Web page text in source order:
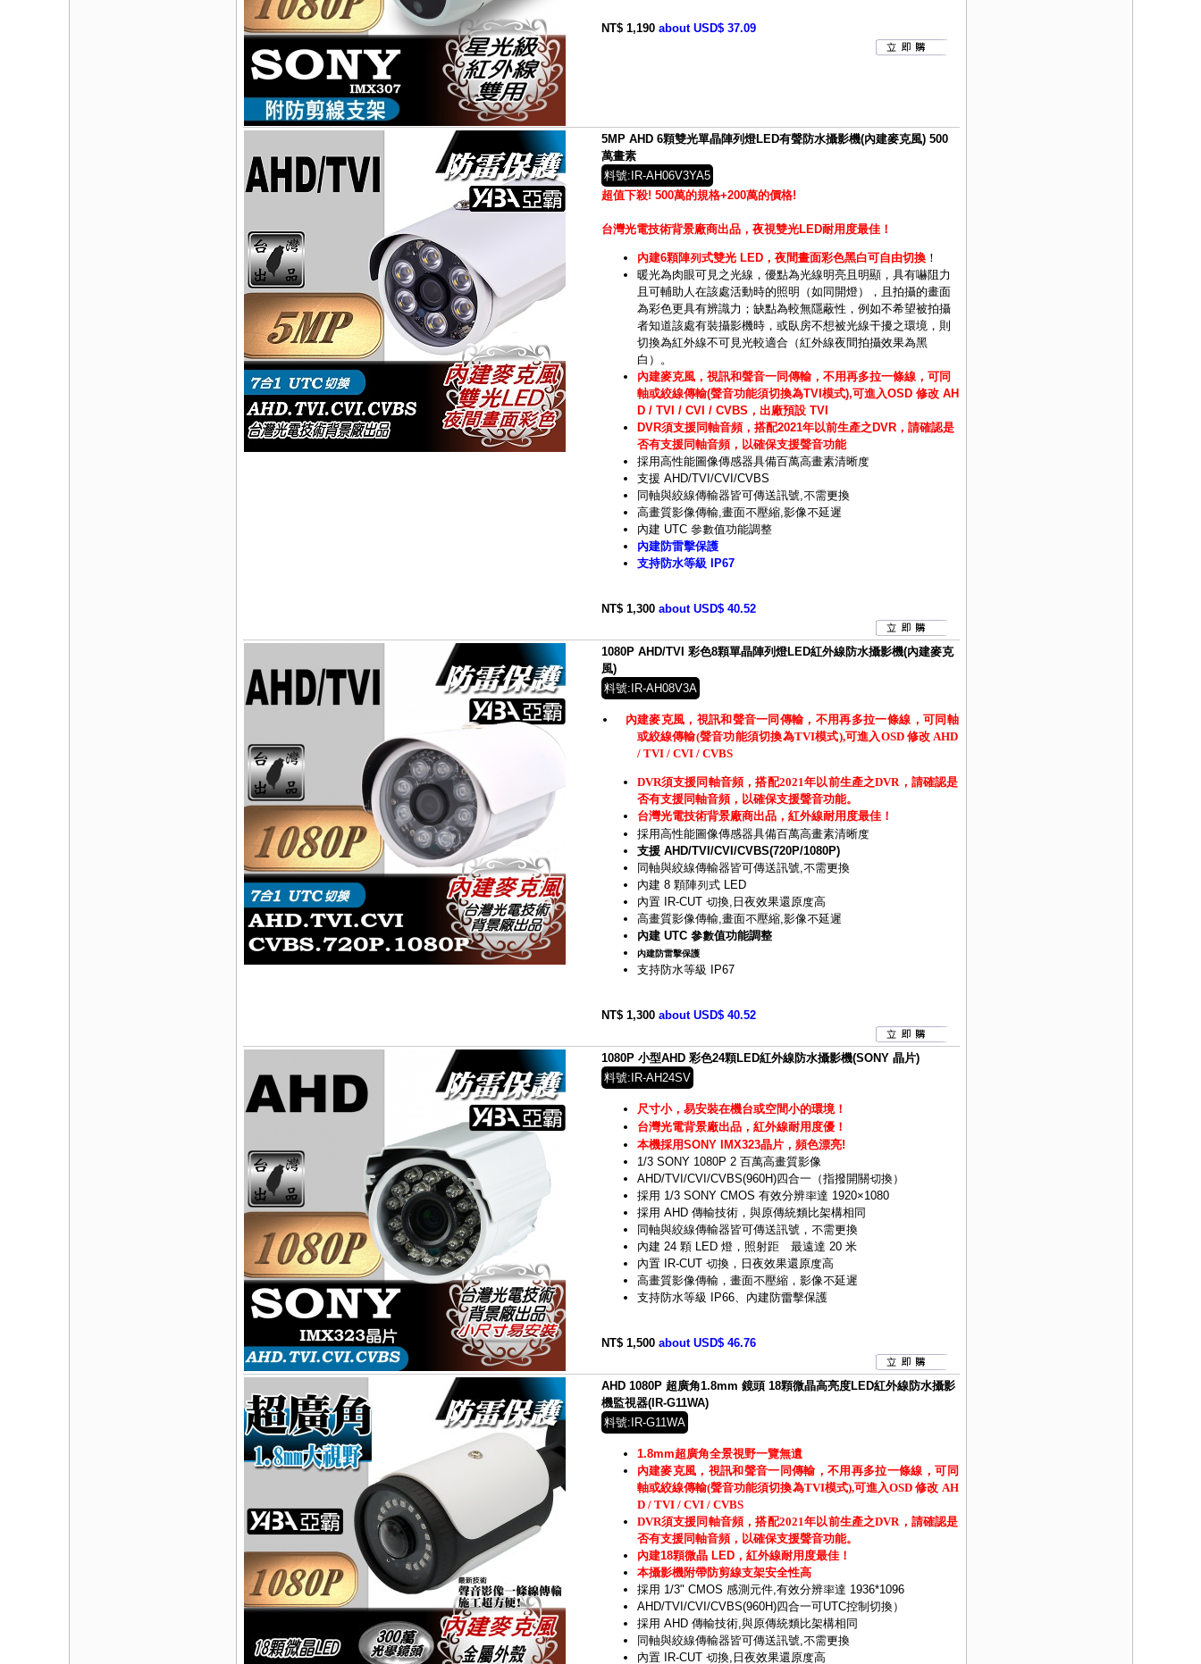
NT$ 1,190 about USD$ 37.09
5MP AHD 6顆雙光單晶陣列燈LED有聲防水攝影機(內建麥克風) 500
萬畫素
料號:IR-AH06V3YA5
超值下殺! 500萬的規格+200萬的價格!
台灣光電技術背景廠商出品，夜視雙光LED耐用度最佳！
內建6顆陣列式雙光 LED，夜間畫面彩色黑白可自由切換！
暖光為肉眼可見之光線， 優點為光線明亮且明顯，具有嚇阻力
且可輔助人在該處活動時的照明（如同開燈），且拍攝的畫面
為彩色更具有辨識力；缺點為較無隱蔽性，例如不希望被拍攝
者知道該處有裝攝影機時，或臥房不想被光線干擾之環境，則
切換為紅外線不可見光較適合（紅外線夜間拍攝效果為黑
白）。
內建麥克風，視訊和聲音一同傳輸，不用再多拉一條線，可同
軸或絞線傳輸(聲音功能須切換為TVI模式),可進入OSD 修改 AH
D / TVI / CVI / CVBS，出廠預設 TVI
DVR須支援同軸音頻，搭配2021年以前生產之DVR，請確認是
否有支援同軸音頻，以確保支援聲音功能
採用高性能圖像傳感器具備百萬高畫素清晰度
支援 AHD/TVI/CVI/CVBS
同軸與絞線傳輸器皆可傳送訊號,不需更換
高畫質影像傳輸,畫面不壓縮,影像不延遲
內建 UTC 參數值功能調整
內建防雷擊保護
支持防水等級 IP67
NT$ 1,300 about USD$ 40.52
1080P AHD/TVI 彩色8顆單晶陣列燈LED紅外線防水攝影機(內建麥克
風)
料號:IR-AH08V3A
內建麥克風，視訊和聲音一同傳輸，不用再多拉一條線，可同軸
或絞線傳輸(聲音功能須切換為TVI模式),可進入OSD 修改 AHD
/ TVI / CVI / CVBS
DVR須支援同軸音頻，搭配2021年以前生產之DVR，請確認是
否有支援同軸音頻，以確保支援聲音功能。
台灣光電技術背景廠商出品，紅外線耐用度最佳！
採用高性能圖像傳感器具備百萬高畫素清晰度
支援 AHD/TVI/CVI/CVBS(720P/1080P)
同軸與絞線傳輸器皆可傳送訊號,不需更換
內建 8 顆陣列式 LED
內置 IR-CUT 切換,日夜效果還原度高
高畫質影像傳輸,畫面不壓縮,影像不延遲
內建 UTC 參數值功能調整
內建防雷擊保護
支持防水等級 IP67
NT$ 1,300 about USD$ 40.52
1080P 小型AHD 彩色24顆LED紅外線防水攝影機(SONY 晶片)
料號:IR-AH24SV
尺寸小，易安裝在機台或空間小的環境！
台灣光電背景廠出品，紅外線耐用度優！
本機採用SONY IMX323晶片，頻色漂亮!
1/3 SONY 1080P 2 百萬高畫質影像
AHD/TVI/CVI/CVBS(960H)四合一（指撥開關切換）
採用 1/3 SONY CMOS 有效分辨率達 1920×1080
採用 AHD 傳輸技術，與原傳統類比架構相同
同軸與絞線傳輸器皆可傳送訊號，不需更換
內建 24 顆 LED 燈，照射距離最遠達 20 米
內置 IR-CUT 切換，日夜效果還原度高
高畫質影像傳輸，畫面不壓縮，影像不延遲
支持防水等級 IP66、內建防雷擊保護
NT$ 1,500 about USD$ 46.76
AHD 1080P 超廣角1.8mm 鏡頭 18顆微晶高亮度LED紅外線防水攝影
機監視器(IR-G11WA)
料號:IR-G11WA
1.8mm超廣角全景視野一覽無遺
內建麥克風，視訊和聲音一同傳輸，不用再多拉一條線，可同
軸或絞線傳輸(聲音功能須切換為TVI模式),可進入OSD 修改 AH
D / TVI / CVI / CVBS
DVR須支援同軸音頻，搭配2021年以前生產之DVR，請確認是
否有支援同軸音頻，以確保支援聲音功能。
內建18顆微晶 LED，紅外線耐用度最佳！
本攝影機附帶防剪線支架安全性高
採用 1/3" CMOS 感測元件,有效分辨率達 1936*1096
AHD/TVI/CVI/CVBS(960H)四合一可UTC控制切換）
採用 AHD 傳輸技術,與原傳統類比架構相同
同軸與絞線傳輸器皆可傳送訊號,不需更換
內置 IR-CUT 切換,日夜效果還原度高